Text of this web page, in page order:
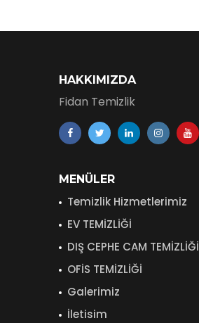
HAKKIMIZDA
Fidan Temizlik
MENÜLER
Temizlik Hizmetlerimiz
EV TEMİZLİĞİ
DIŞ CEPHE CAM TEMİZLİĞİ
OFİS TEMİZLİĞİ
Galerimiz
İletisim